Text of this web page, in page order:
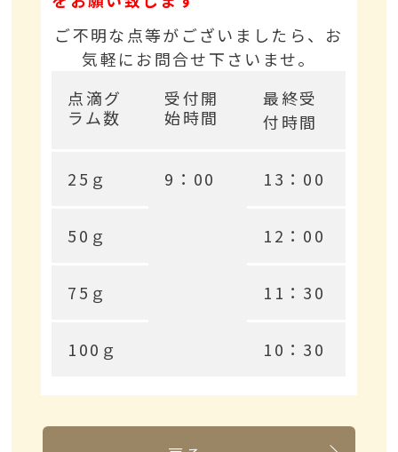
ご不明な点等がございましたら、お
気軽にお問合せ下さいませ。
点滴グ
ラム数
受付開
始時間
最終受
付時間
25ｇ 9：00 13：00
50ｇ 12：00
75ｇ 11：30
100ｇ 10：30